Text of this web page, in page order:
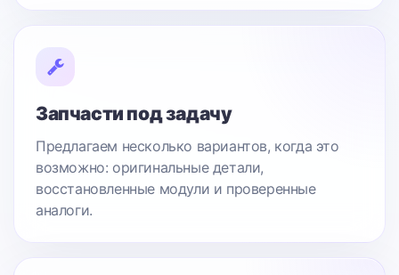
Запчасти под задачу
Предлагаем несколько вариантов, когда это
возможно: оригинальные детали,
восстановленные модули и проверенные
аналоги.